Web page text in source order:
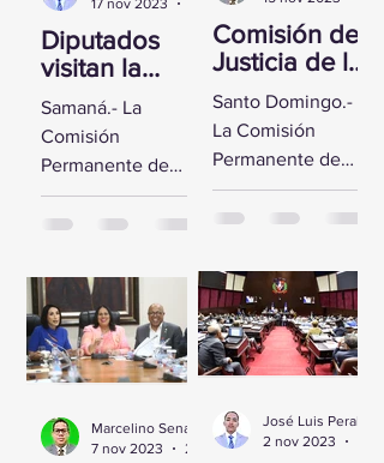
Diputados
visitan la
Fortaleza de
Santa
Bárbara de
Samaná
Samaná.- La
Comisión
Permanente de
Derechos
Humanos de la
Diputados visitó la
Fortaleza de Santa
Bárbara de
Samaná, a fin de...
Comisión de
Justicia de la
CD se reúne
con Yeni
Berenice
Reynoso
Santo Domingo.-
La Comisión
Permanente de
Justicia de la
Cámara de
un encuentro con
la Directora de
Persecución del...
Marcelino Sena
7 nov 2023
José Luis Peralta
2 nov 2023